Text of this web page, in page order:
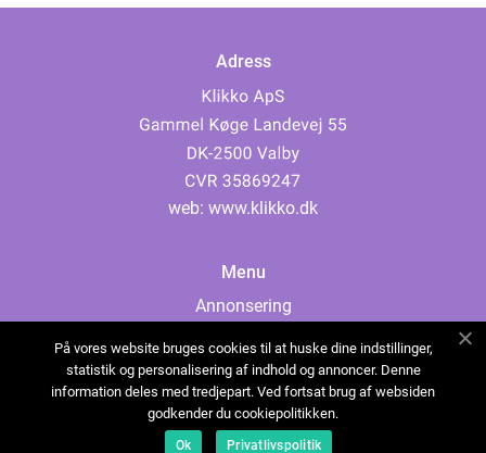
Adress
web: www.klikko.dk
Menu
Annonsering
Cookies
Kontakta oss
Sitemap
På vores website bruges cookies til at huske dine indstillinger,
statistik og personalisering af indhold og annoncer. Denne
information deles med tredjepart. Ved fortsat brug af websiden
godkender du cookiepolitikken.
Ok Privatlivspolitik